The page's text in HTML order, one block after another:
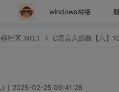
windows网络编程之tcp/ip
社区_NO_1 C语言六部曲【六】
) 2025-02-25 09:41:28